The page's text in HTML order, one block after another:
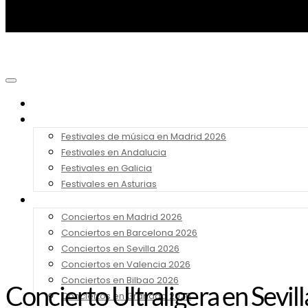
Festivales de música en Madrid 2026
Festivales en Andalucia
Festivales en Galicia
Festivales en Asturias
Conciertos en Madrid 2026
Conciertos en Barcelona 2026
Conciertos en Sevilla 2026
Conciertos en Valencia 2026
Conciertos en Bilbao 2026
Conciertos en Granada 2026
Concierto Ultraligera en